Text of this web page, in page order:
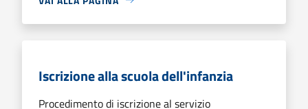
Iscrizione alla scuola dell'infanzia
Procedimento di iscrizione al servizio